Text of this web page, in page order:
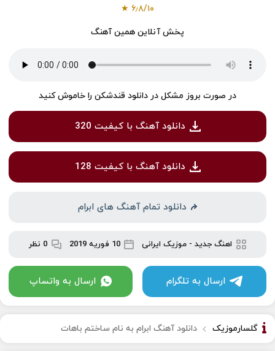
۶٫۸/۱۰
★
پخش آنلاین همین آهنگ
در صورت بروز مشکل در دانلود قندشکن را خاموش کنید
دانلود آهنگ با کیفیت 320
دانلود آهنگ با کیفیت 128
دانلود تمام آهنگ های ابرام
اهنگ جدید- موزیک ایرانی 10 فوریه 2019 0 نظر
ارسال به تلگرام ارسال به واتساپ
گلسارموزیک دانلود آهنگ ابرام به نام ساختم باهات